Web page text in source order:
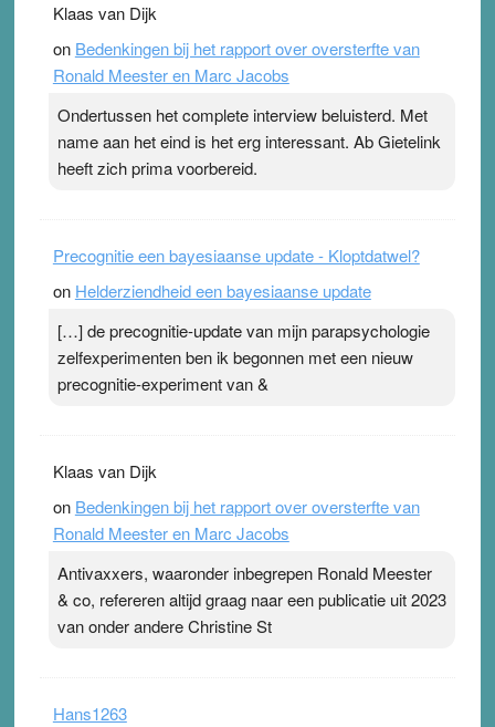
topsporters. Ze hopen ermee hun hartslag te verlagen
terwijl ze meer zuurstof opnemen. Daarop heeft zo’n
pleister geen effect. Maar het gevoel ‘makkelijker te
Pleisterplakkers in de topspsort ›[...]
Klaas van Dijk
on Bedenkingen bij het rapport over oversterfte van
Ronald Meester en Marc Jacobs
Ondertussen het complete interview beluisterd. Met
name aan het eind is het erg interessant. Ab Gietelink
heeft zich prima voorbereid.
Precognitie een bayesiaanse update - Kloptdatwel?
on Helderziendheid een bayesiaanse update
[…] de precognitie-update van mijn parapsychologie
zelfexperimenten ben ik begonnen met een nieuw
precognitie-experiment van &
Klaas van Dijk
on Bedenkingen bij het rapport over oversterfte van
Ronald Meester en Marc Jacobs
Antivaxxers, waaronder inbegrepen Ronald Meester
& co, refereren altijd graag naar een publicatie uit 2023
van onder andere Christine St
Hans1263